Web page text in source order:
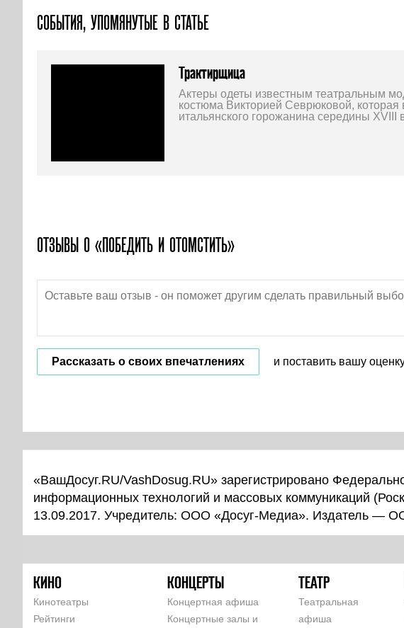
СОБЫТИЯ, УПОМЯНУТЫЕ В СТАТЬЕ
Трактирщица
Актеры одеты известным театральным
костюма Викторией Севрюковой,
итальянского горожанина середины XVIII
ОТЗЫВЫ О «ПОБЕДИТЬ И ОТОМСТИТЬ»
Рассказать о своих впечатлениях и поставить вашу
«ВашДосуг.RU/VashDosug.RU» зарегистрировано
информационных технологий и массовых коммуникаций
13.09.2017. Учредитель: ООО «Досуг-Медиа». Издатель —
КИНО
Кинотеатры
Рейтинги
КОНЦЕРТЫ
Концертная афиша
Концертные залы и
ТЕАТР
Театральная
афиша